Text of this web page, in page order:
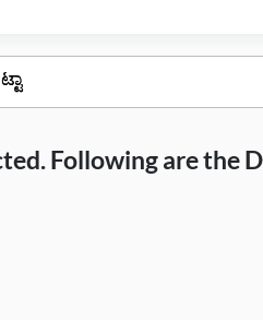
Following are the